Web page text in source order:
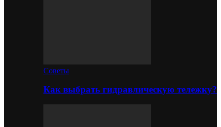
Советы
Как выбрать гидравлическую тележку?